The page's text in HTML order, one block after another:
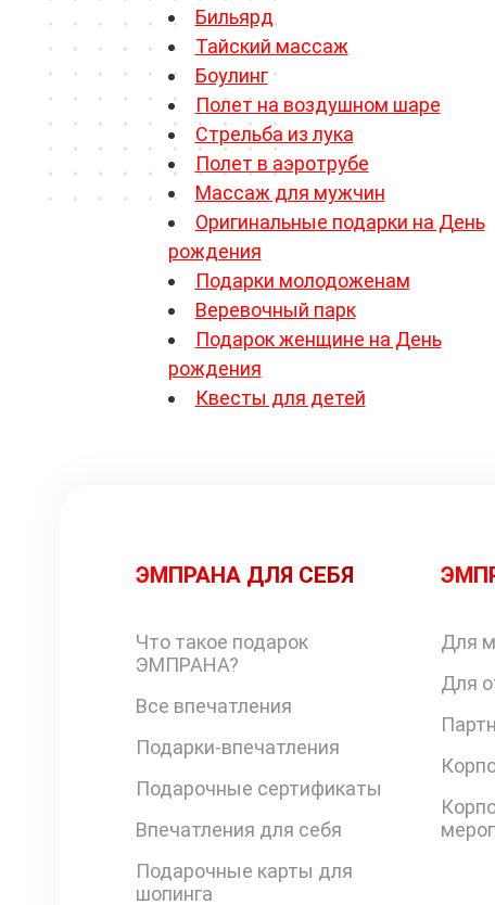
Бильярд
Тайский массаж
Боулинг
Полет на воздушном шаре
Стрельба из лука
Полет в аэротрубе
Массаж для мужчин
Оригинальные подарки на День
рождения
Подарки молодоженам
Веревочный парк
Подарок женщине на День
рождения
Квесты для детей
ЭМПРАНА ДЛЯ СЕБЯ
Что такое подарок
ЭМПРАНА?
Все впечатления
Подарки-впечатления
Подарочные сертификаты
Впечатления для себя
Подарочные карты для
шопинга
Для
Для